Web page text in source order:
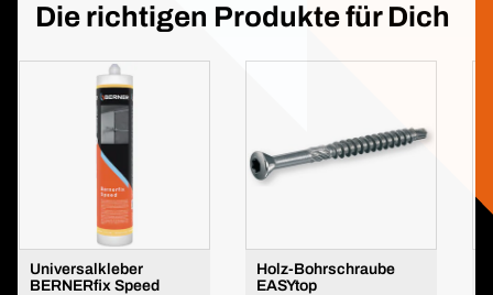
Die richtigen Produkte für Dich
Universalkleber
BERNERfix Speed
Holz-Bohrschraube
EASYtop